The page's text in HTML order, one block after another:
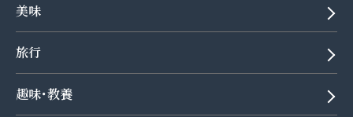
美味
旅行
趣味･教養